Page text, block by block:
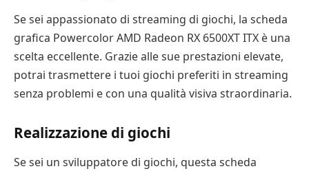
Se sei appassionato di streaming di giochi, la scheda
grafica Powercolor AMD Radeon RX 6500XT ITX è una
scelta eccellente. Grazie alle sue prestazioni elevate,
potrai trasmettere i tuoi giochi preferiti in streaming
senza problemi e con una qualità visiva straordinaria.
Realizzazione di giochi
Se sei un sviluppatore di giochi, questa scheda